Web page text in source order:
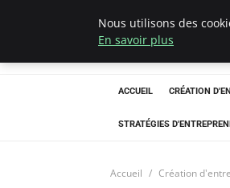
ACCUEIL CRÉATION
STRATÉGIES
Accueil Création
Nous utilisons des
En savoir plus